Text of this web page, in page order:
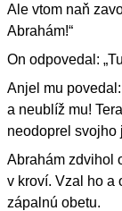
Ale vtom naň
Abrahám!“
On odpovedal:
Anjel mu
a neublíž mu!
neodoprel svojho
Abrahám zdvihol
v kroví. Vzal ho a
zápalnú obetu.